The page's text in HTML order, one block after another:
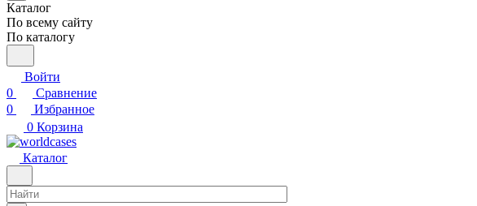
Каталог
По всему сайту
По каталогу
Войти
0
Сравнение
0
Избранное
0 Корзина
Каталог